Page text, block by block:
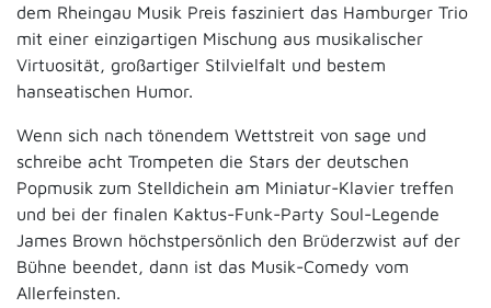
dem Rheingau Musik Preis fasziniert das Hamburger Trio
mit einer einzigartigen Mischung aus musikalischer
Virtuosität, großartiger Stilvielfalt und bestem
hanseatischen Humor.
Wenn sich nach tönendem Wettstreit von sage und
schreibe acht Trompeten die Stars der deutschen
Popmusik zum Stelldichein am Miniatur-Klavier treffen
und bei der finalen Kaktus-Funk-Party Soul-Legende
James Brown höchstpersönlich den Brüderzwist auf der
Bühne beendet, dann ist das Musik-Comedy vom
Allerfeinsten.